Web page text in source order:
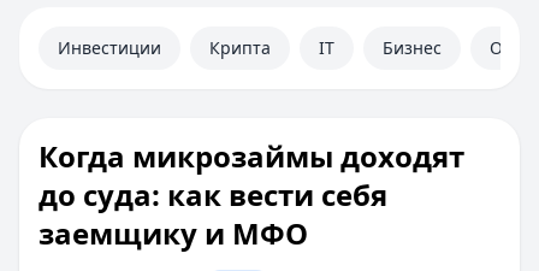
Инвестиции Крипта IT Бизнес
Когда микрозаймы доходят
до суда: как вести себя
заемщику и МФО